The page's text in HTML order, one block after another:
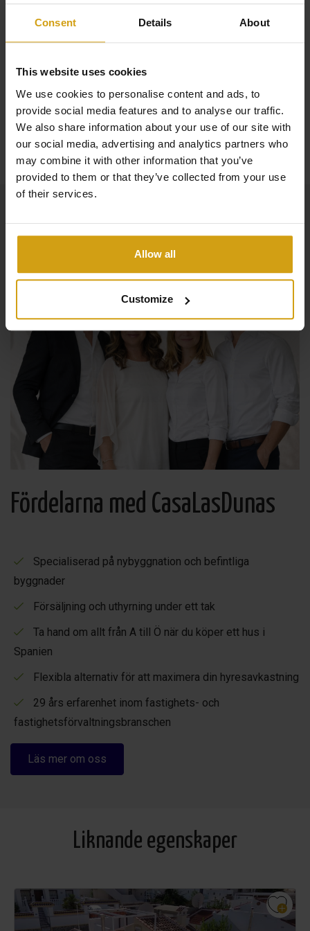
Consent Details About
This website uses cookies
We use cookies to personalise content and ads, to
provide social media features and to analyse our traffic.
We also share information about your use of our site with
our social media, advertising and analytics partners who
may combine it with other information that you’ve
provided to them or that they’ve collected from your use
of their services.
Allow all
Customize
Elche och Torrevieja.
Guardamar Beach ligger bara 15 minuter bort och
golfbanan La Marquesa ligger bara 10 minuter bort med
bil.
Fördelarna med CasaLasDunas
Specialiserad på nybyggnation och befintliga
byggnader
Försäljning och uthyrning under ett tak
Ta hand om allt från A till Ö när du köper ett hus i
Spanien
Flexibla alternativ för att maximera din hyresavkastning
29 års erfarenhet inom fastighets- och
fastighetsförvaltningsbranschen
Läs mer om oss
Liknande egenskaper